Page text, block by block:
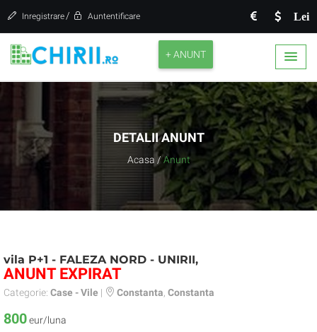
Lei
Inregistrare / Auntentificare
+ ANUNT
DETALII ANUNT
Acasa / Anunt
vila P+1 - FALEZA NORD - UNIRII,
ANUNT EXPIRAT
Categorie: Case - Vile | Constanta Constanta
800eur/luna